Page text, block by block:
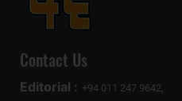
Contact Us
Editorial : +94 011 247 9642,